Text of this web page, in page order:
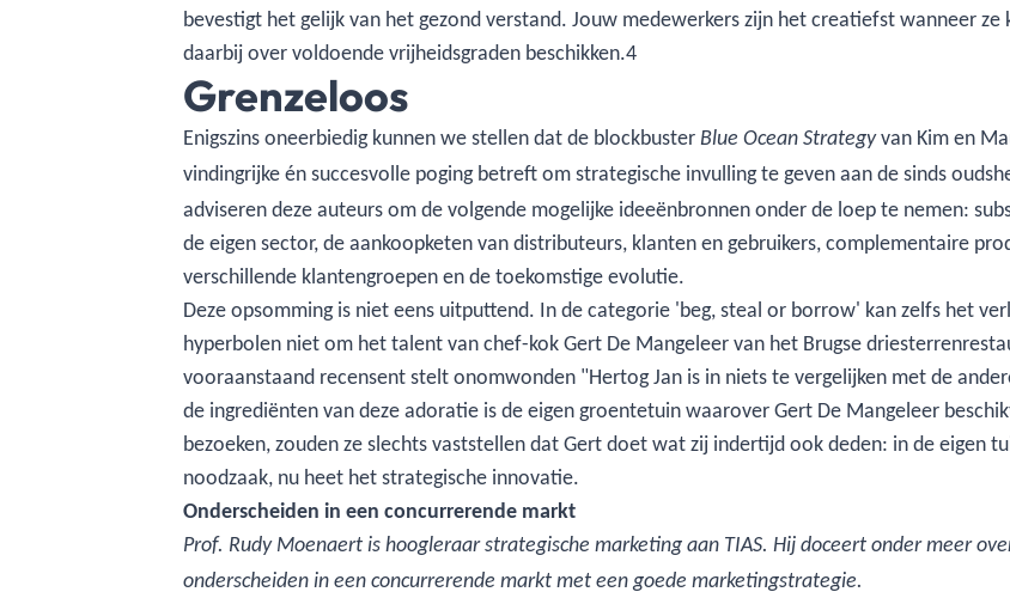
bevestigt het gelijk van het gezond verstand. Jouw medewerkers zijn het creatiefst wanneer
daarbij over voldoende vrijheidsgraden beschikken.4
Grenzeloos
Enigszins oneerbiedig kunnen we stellen dat de blockbusterBlue Ocean Strategyvan Kim en
vindingrijke én succesvolle poging betreft om strategische invulling te geven aan de sinds
adviseren deze auteurs om de volgende mogelijke ideeënbronnen onder de loep te nemen:
de eigen sector, de aankoopketen van distributeurs, klanten en gebruikers, complementaire
verschillende klantengroepen en de toekomstige evolutie.
Deze opsomming is niet eens uitputtend. In de categorie 'beg, steal or borrow' kan zelfs het
hyperbolen niet om het talent van chef-kok Gert De Mangeleer van het Brugse
vooraanstaand recensent stelt onomwonden "Hertog Jan is in niets te vergelijken met de
de ingrediënten van deze adoratie is de eigen groentetuin waarover Gert De Mangeleer
bezoeken, zouden ze slechts vaststellen dat Gert doet wat zij indertijd ook deden: in de eigen
noodzaak, nu heet het strategische innovatie.
Onderscheiden in een concurrerende markt
Prof. Rudy Moenaert is hoogleraar strategische marketing aan TIAS. Hij doceert onder meer
onderscheiden in een concurrerende markt met een goede marketingstrategie.